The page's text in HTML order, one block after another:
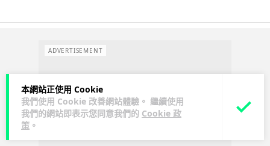
本網站正使用 Cookie
我們使用 Cookie 改善網站體驗。 繼續使用
我們的網站即表示您同意我們的 Cookie 政
策 。
ADVERTISEMENT